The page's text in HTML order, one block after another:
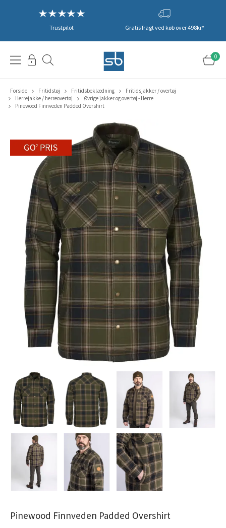
Trustpilot Gratis fragt ved køb over 498kr.*
0
Forside Fritidstøj Fritidsbeklædning
Fritidsjakker / overtøj
Herrejakke / herreovertøj
Øvrige jakker og overtøj - Herre
Pinewood Finnveden Padded Overshirt
Pinewood Finnveden Padded Overshirt